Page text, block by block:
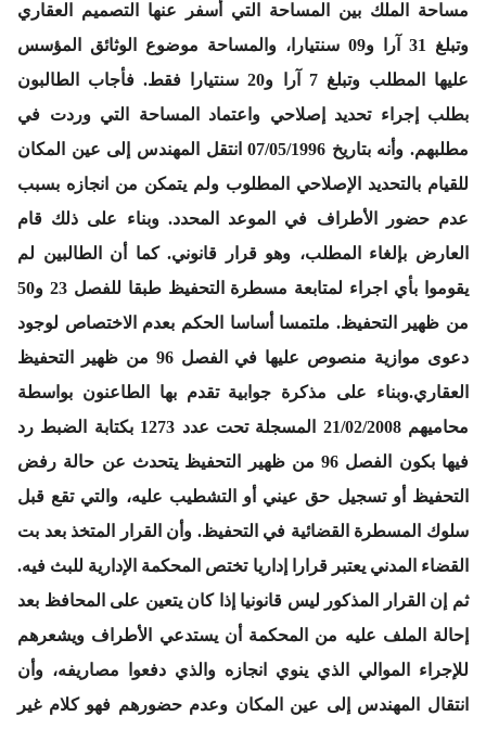
مساحة الملك بين المساحة التي أسفر عنها التصميم العقاري
وتبلغ 31 آرا و09 سنتيارا، والمساحة موضوع الوثائق المؤسس
عليها المطلب وتبلغ 7 آرا و20 سنتيارا فقط. فأجاب الطالبون
بطلب إجراء تحديد إصلاحي واعتماد المساحة التي وردت في
مطلبهم. وأنه بتاريخ 07/05/1996 انتقل المهندس إلى عين المكان
للقيام بالتحديد الإصلاحي المطلوب ولم يتمكن من انجازه بسبب
عدم حضور الأطراف في الموعد المحدد. وبناء على ذلك قام
العارض بإلغاء المطلب، وهو قرار قانوني. كما أن الطالبين لم
يقوموا بأي اجراء لمتابعة مسطرة التحفيظ طبقا للفصل 23 و50
من ظهير التحفيظ. ملتمسا أساسا الحكم بعدم الاختصاص لوجود
دعوى موازية منصوص عليها في الفصل 96 من ظهير التحفيظ
العقاري.وبناء على مذكرة جوابية تقدم بها الطاعنون بواسطة
محاميهم 21/02/2008 المسجلة تحت عدد 1273 بكتابة الضبط رد
فيها بكون الفصل 96 من ظهير التحفيظ يتحدث عن حالة رفض
التحفيظ أو تسجيل حق عيني أو التشطيب عليه، والتي تقع قبل
سلوك المسطرة القضائية في التحفيظ. وأن القرار المتخذ بعد بت
القضاء المدني يعتبر قرارا إداريا تختص المحكمة الإدارية للبث فيه.
ثم إن القرار المذكور ليس قانونيا إذا كان يتعين على المحافظ بعد
إحالة الملف عليه من المحكمة أن يستدعي الأطراف ويشعرهم
للإجراء الموالي الذي ينوي انجازه والذي دفعوا مصاريفه، وأن
انتقال المهندس إلى عين المكان وعدم حضورهم فهو كلام غير